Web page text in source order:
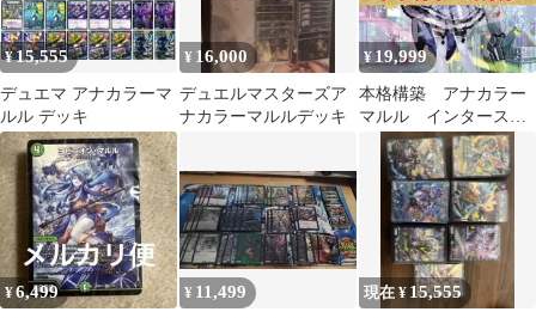
¥15,555
デュエマ アナカラーマ
ルル デッキ
¥ 16,000
デュエルマスターズア
ナカラーマルルデッキ
¥19,999
本格構築 アナカラー
マルル インターステ
¥6,499 ¥ 11,499 現在 ¥ 15,555